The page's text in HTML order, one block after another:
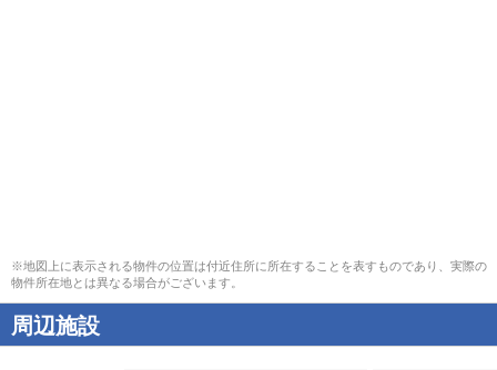
※地図上に表示される物件の位置は付近住所に所在することを表すものであり、実際の
物件所在地とは異なる場合がございます。
周辺施設